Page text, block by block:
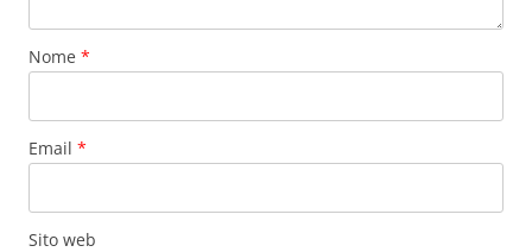
Nome *
Email *
Sito web